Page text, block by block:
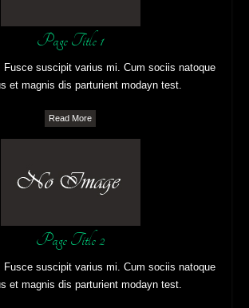
Page Title 1
Fusce suscipit varius mi. Cum sociis natoque
et magnis dis parturient modayn test.
Read More
Page Title 2
Fusce suscipit varius mi. Cum sociis natoque
et magnis dis parturient modayn test.